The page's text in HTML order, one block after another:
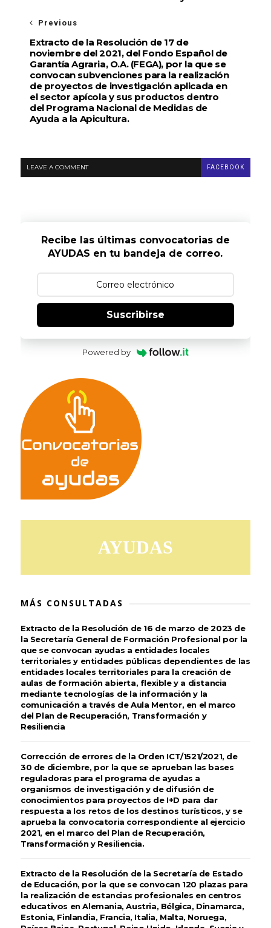
Previous
Extracto de la Resolución de 17 de
noviembre del 2021, del Fondo Español de
Garantía Agraria, O.A. (FEGA), por la que se
convocan subvenciones para la realización
de proyectos de investigación aplicada en
el sector apícola y sus productos dentro
del Programa Nacional de Medidas de
Ayuda a la Apicultura.
LEAVE A COMMENT FACEBOOK
Recibe las últimas convocatorias de
AYUDAS en tu bandeja de correo.
Suscribirse
Powered by
AYUDAS
MÁS CONSULTADAS
Extracto de la Resolución de 16 de marzo de 2023 de
la Secretaría General de Formación Profesional por la
que se convocan ayudas a entidades locales
territoriales y entidades públicas dependientes de las
entidades locales territoriales para la creación de
aulas de formación abierta, flexible y a distancia
mediante tecnologías de la información y la
comunicación a través de Aula Mentor, en el marco
del Plan de Recuperación, Transformación y
Resiliencia
Corrección de errores de la Orden ICT/1521/2021, de
30 de diciembre, por la que se aprueban las bases
reguladoras para el programa de ayudas a
organismos de investigación y de difusión de
conocimientos para proyectos de I+D para dar
respuesta a los retos de los destinos turísticos, y se
aprueba la convocatoria correspondiente al ejercicio
2021, en el marco del Plan de Recuperación,
Transformación y Resiliencia.
Extracto de la Resolución de la Secretaría de Estado
de Educación, por la que se convocan 120 plazas para
la realización de estancias profesionales en centros
educativos en Alemania, Austria, Bélgica, Dinamarca,
Estonia, Finlandia, Francia, Italia, Malta, Noruega,